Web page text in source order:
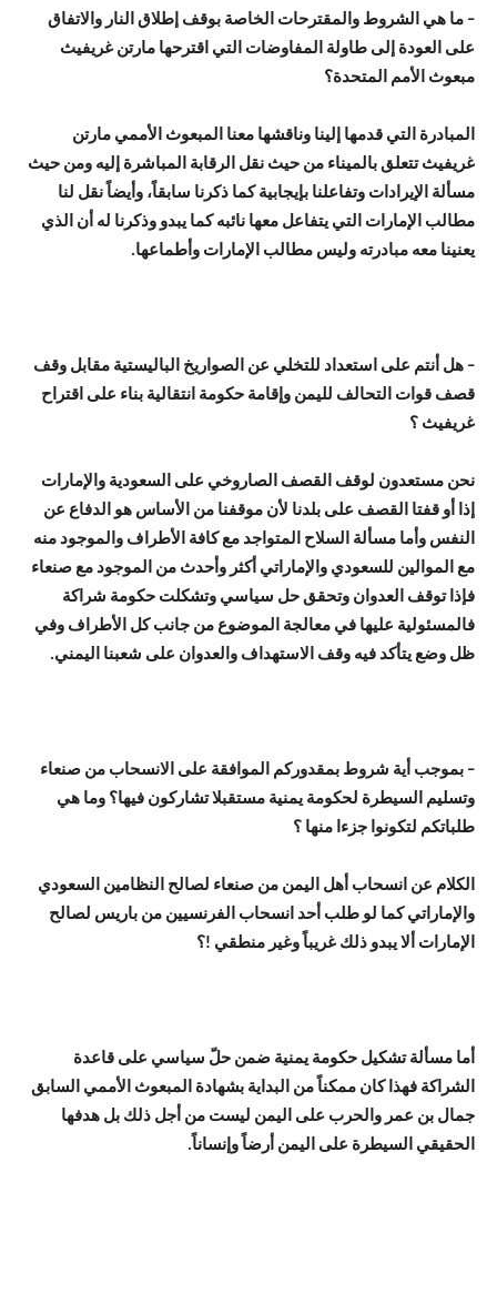
– ما هي الشروط والمقترحات الخاصة بوقف إطلاق النار والاتفاق
على العودة إلى طاولة المفاوضات التي اقترحها مارتن غريفيث
مبعوث الأمم المتحدة؟
المبادرة التي قدمها إلينا وناقشها معنا المبعوث الأممي مارتن
غريفيث تتعلق بالميناء من حيث نقل الرقابة المباشرة إليه ومن حيث
مسألة الإيرادات وتفاعلنا بإيجابية كما ذكرنا سابقاً، وأيضاً نقل لنا
مطالب الإمارات التي يتفاعل معها نائبه كما يبدو وذكرنا له أن الذي
يعنينا معه مبادرته وليس مطالب الإمارات وأطماعها.
– هل أنتم على استعداد للتخلي عن الصواريخ الباليستية مقابل وقف
قصف قوات التحالف لليمن وإقامة حكومة انتقالية بناء على اقتراح
غريفيث ؟
نحن مستعدون لوقف القصف الصاروخي على السعودية والإمارات
إذا أو قفتا القصف على بلدنا لأن موقفنا من الأساس هو الدفاع عن
النفس وأما مسألة السلاح المتواجد مع كافة الأطراف والموجود منه
مع الموالين للسعودي والإماراتي أكثر وأحدث من الموجود مع صنعاء
فإذا توقف العدوان وتحقق حل سياسي وتشكلت حكومة شراكة
فالمسئولية عليها في معالجة الموضوع من جانب كل الأطراف وفي
ظل وضع يتأكد فيه وقف الاستهداف والعدوان على شعبنا اليمني.
– بموجب أية شروط بمقدوركم الموافقة على الانسحاب من صنعاء
وتسليم السيطرة لحكومة يمنية مستقبلا تشاركون فيها؟ وما هي
طلباتكم لتكونوا جزءا منها ؟
الكلام عن انسحاب أهل اليمن من صنعاء لصالح النظامين السعودي
والإماراتي كما لو طلب أحد انسحاب الفرنسيين من باريس لصالح
الإمارات ألا يبدو ذلك غريباً وغير منطقي !؟
أما مسألة تشكيل حكومة يمنية ضمن حلّ سياسي على قاعدة
الشراكة فهذا كان ممكناً من البداية بشهادة المبعوث الأممي السابق
جمال بن عمر والحرب على اليمن ليست من أجل ذلك بل هدفها
الحقيقي السيطرة على اليمن أرضاً وإنساناً.